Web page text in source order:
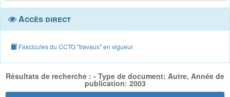
Accès direct
Fascicules du CCTG "travaux" en vigueur
Résultats de recherche : - Type de document: Autre, Année de
publication: 2003